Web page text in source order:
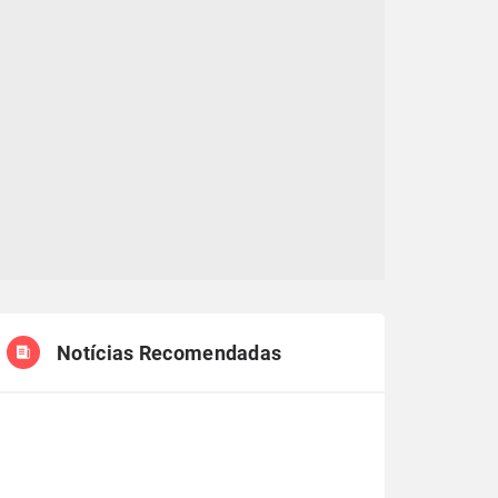
Notícias Recomendadas